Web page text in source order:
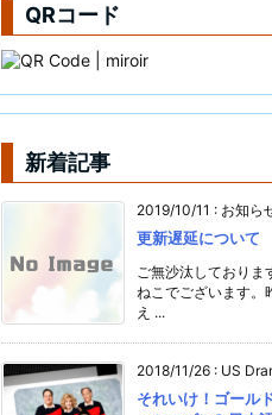
QRコード
新着記事
2019/10/11 : お知ら
更新遅延について
ご無沙汰しておりま
ねこでございます。
え ...
2018/11/26 : US
それいけ！ゴール